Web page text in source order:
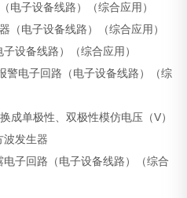
电子设备线路）（综合应用）
（电子设备线路）（综合应用）
设备线路）（综合应用）
警电子回路（电子设备线路）（综
成单极性、双极性模仿电压（V）
发生器
子回路（电子设备线路）（综合